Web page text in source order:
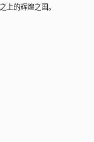
上的辉煌之国。